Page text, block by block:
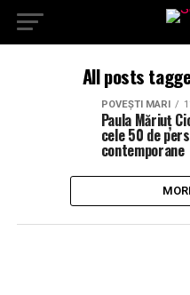
All posts
POVEȘTI MARI
Paula Măriuț
cele 50 de
contemporane